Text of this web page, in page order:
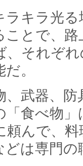
ラキラ光
とで、
、それぞ
。
武器、
食べ物
頼んで、
は専門